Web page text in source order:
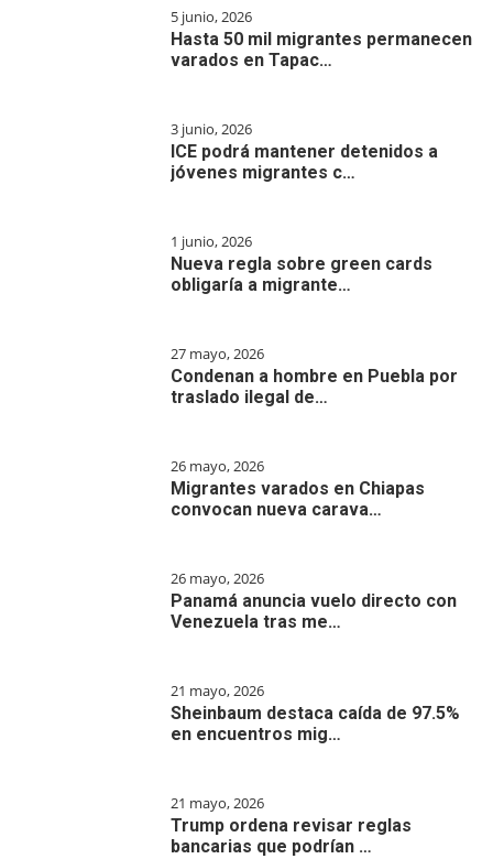
5 junio, 2026
Hasta 50 mil migrantes permanecen
varados en Tapac…
3 junio, 2026
ICE podrá mantener detenidos a
jóvenes migrantes c…
1 junio, 2026
Nueva regla sobre green cards
obligaría a migrante…
27 mayo, 2026
Condenan a hombre en Puebla por
traslado ilegal de…
26 mayo, 2026
Migrantes varados en Chiapas
convocan nueva carava…
26 mayo, 2026
Panamá anuncia vuelo directo con
Venezuela tras me…
21 mayo, 2026
Sheinbaum destaca caída de 97.5%
en encuentros mig…
21 mayo, 2026
Trump ordena revisar reglas
bancarias que podrían …